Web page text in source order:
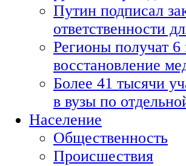
Путин подписал
ответственности
Регионы получат 6
восстановление
Более 41 тысячи
в вузы по
Население
Общественность
Происшествия